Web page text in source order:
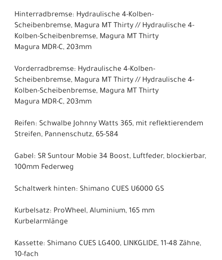
Hinterradbremse: Hydraulische 4-Kolben-
Scheibenbremse, Magura MT Thirty // Hydraulische 4-
Kolben-Scheibenbremse, Magura MT Thirty
Magura MDR-C, 203mm
Vorderradbremse: Hydraulische 4-Kolben-
Scheibenbremse, Magura MT Thirty // Hydraulische 4-
Kolben-Scheibenbremse, Magura MT Thirty
Magura MDR-C, 203mm
Reifen: Schwalbe Johnny Watts 365, mit reflektierendem
Streifen, Pannenschutz, 65-584
Gabel: SR Suntour Mobie 34 Boost, Luftfeder, blockierbar,
100mm Federweg
Schaltwerk hinten: Shimano CUES U6000 GS
Kurbelsatz: ProWheel, Aluminium, 165 mm
Kurbelarmlänge
Kassette: Shimano CUES LG400, LINKGLIDE, 11-48 Zähne,
10-fach